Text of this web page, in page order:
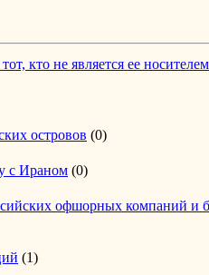
кто не является ее носителем
островов (0)
с Ираном (0)
офшорных компаний и
(1)